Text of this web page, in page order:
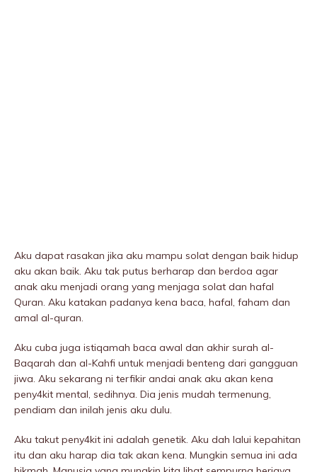
Aku dapat rasakan jika aku mampu solat dengan baik hidup
aku akan baik. Aku tak putus berharap dan berdoa agar
anak aku menjadi orang yang menjaga solat dan hafal
Quran. Aku katakan padanya kena baca, hafal, faham dan
amal al-quran.
Aku cuba juga istiqamah baca awal dan akhir surah al-
Baqarah dan al-Kahfi untuk menjadi benteng dari gangguan
jiwa. Aku sekarang ni terfikir andai anak aku akan kena
peny4kit mentaI, sedihnya. Dia jenis mudah termenung,
pendiam dan inilah jenis aku dulu.
Aku takut peny4kit ini adalah genetik. Aku dah lalui kepahitan
itu dan aku harap dia tak akan kena. Mungkin semua ini ada